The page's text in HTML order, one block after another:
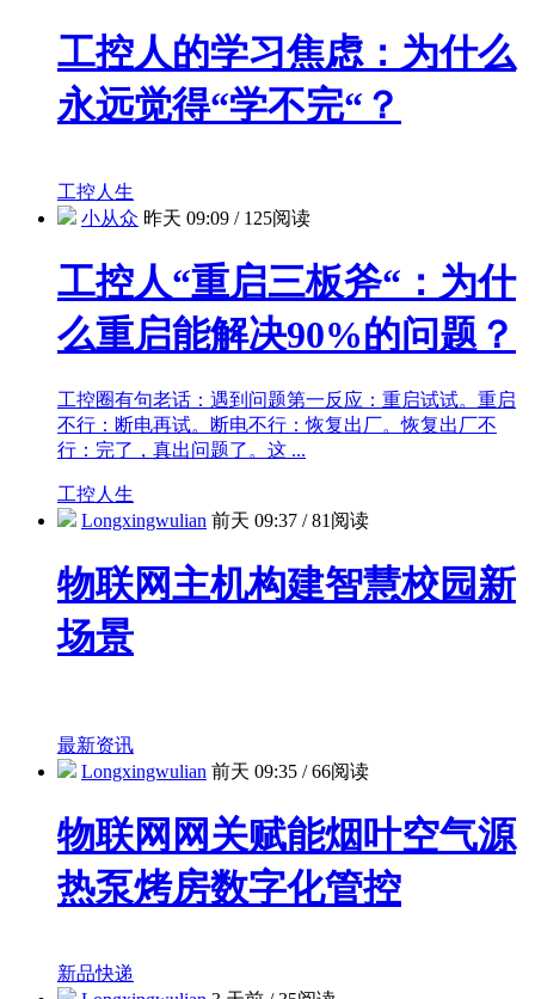
工控人的学习焦虑：为什么
永远觉得“学不完“？
工控人生
小从众 昨天 09:09 /125阅读
工控人“重启三板斧“：为什
么重启能解决90%的问题？
工控圈有句老话：遇到问题第一反应：重启试试。重启
不行：断电再试。断电不行：恢复出厂。恢复出厂不
行：完了，真出问题了。这 ...
工控人生
Longxingwulian 前天 09:37 /81阅读
物联网主机构建智慧校园新
场景
最新资讯
Longxingwulian 前天 09:35 /66阅读
物联网网关赋能烟叶空气源
热泵烤房数字化管控
新品快递